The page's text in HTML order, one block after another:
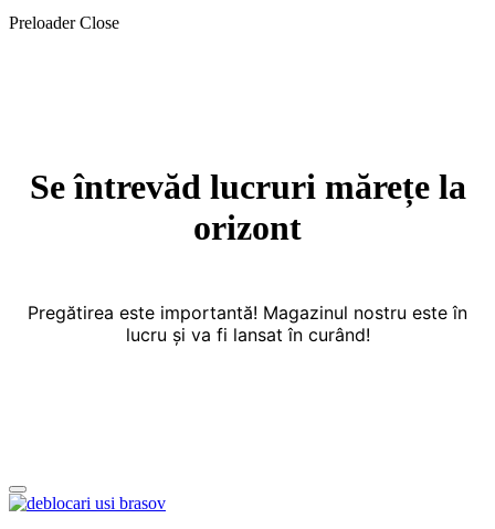
Preloader Close
Se întrevăd lucruri mărețe la
orizont
Pregătirea este importantă! Magazinul nostru este în
lucru și va fi lansat în curând!